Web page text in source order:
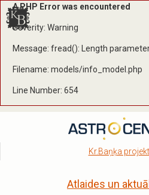
A PHP Error was encountered
Severity: Warning
Message: fread(): Length
Filename: models/info_model.php
Line Number: 654
Kr.Baņķa
Atlaides un